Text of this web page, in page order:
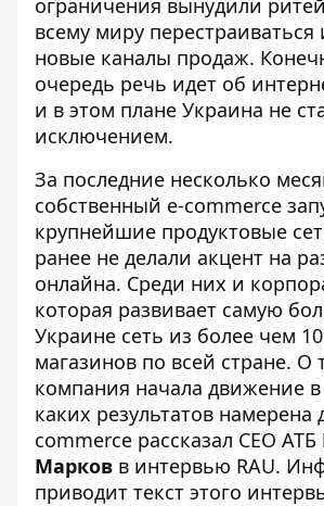
ограничения вынудили
всему миру перестраиваться
новые каналы продаж.
очередь речь идет об
и в этом плане Украина не
исключением.
За последние несколько
собственный e-commerce
крупнейшие продуктовые
ранее не делали акцент на
онлайна. Среди них и
которая развивает самую
Украине сеть из более чем
магазинов по всей стране. О
компания начала движение
каких результатов намерена
commerce рассказал СЕО АТБ
Марков в интервью RAU.
приводит текст этого